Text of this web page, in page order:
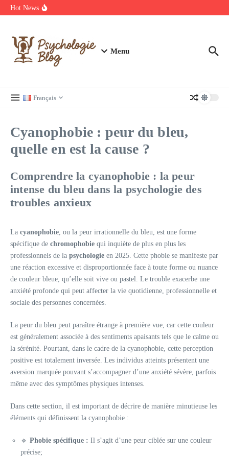
Aller au contenu
Hot News
Regardez Films et Séries en Streaming sur Wiflix
Menu
Français
Cyanophobie : peur du bleu,
quelle en est la cause ?
Comprendre la cyanophobie : la peur
intense du bleu dans la psychologie des
troubles anxieux
La cyanophobie, ou la peur irrationnelle du bleu, est une forme
spécifique de chromophobie qui inquiète de plus en plus les
professionnels de la psychologie en 2025. Cette phobie se manifeste par
une réaction excessive et disproportionnée face à toute forme ou nuance
de couleur bleue, qu’elle soit vive ou pastel. Le trouble exacerbe une
anxiété profonde qui peut affecter la vie quotidienne, professionnelle et
sociale des personnes concernées.
La peur du bleu peut paraître étrange à première vue, car cette couleur
est généralement associée à des sentiments apaisants tels que le calme ou
la sérénité. Pourtant, dans le cadre de la cyanophobie, cette perception
positive est totalement inversée. Les individus atteints présentent une
aversion marquée pouvant s’accompagner d’une anxiété sévère, parfois
même avec des symptômes physiques intenses.
Dans cette section, il est important de décrire de manière minutieuse les
éléments qui définissent la cyanophobie :
🔹 Phobie spécifique : Il s’agit d’une peur ciblée sur une couleur
précise;